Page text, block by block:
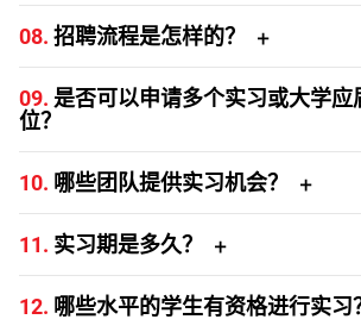
职位机会全年发布（基于以下全球学校
请人尽早申请。
国家/地区 实习生招聘
中国 春末 – 初夏
欧洲、中东、非洲 春季
日本 不适用
08. 招聘流程是怎样的？
我们会根据职位描述中列出的要求对每
合资格的学生或毕业生可能会被邀请先与
后再与招聘经理面试。所有面试结束后
09. 是否可以申请多个实习或大学应
位？
是的，学生或毕业生可以申请多个职位。
10. 哪些团队提供实习机会？
我们提供工程、运营、财务、销售、营
领域的实习机会。
11. 实习期是多久？
我们最常见的实习期为 12 周。
12. 哪些水平的学生有资格进行实习